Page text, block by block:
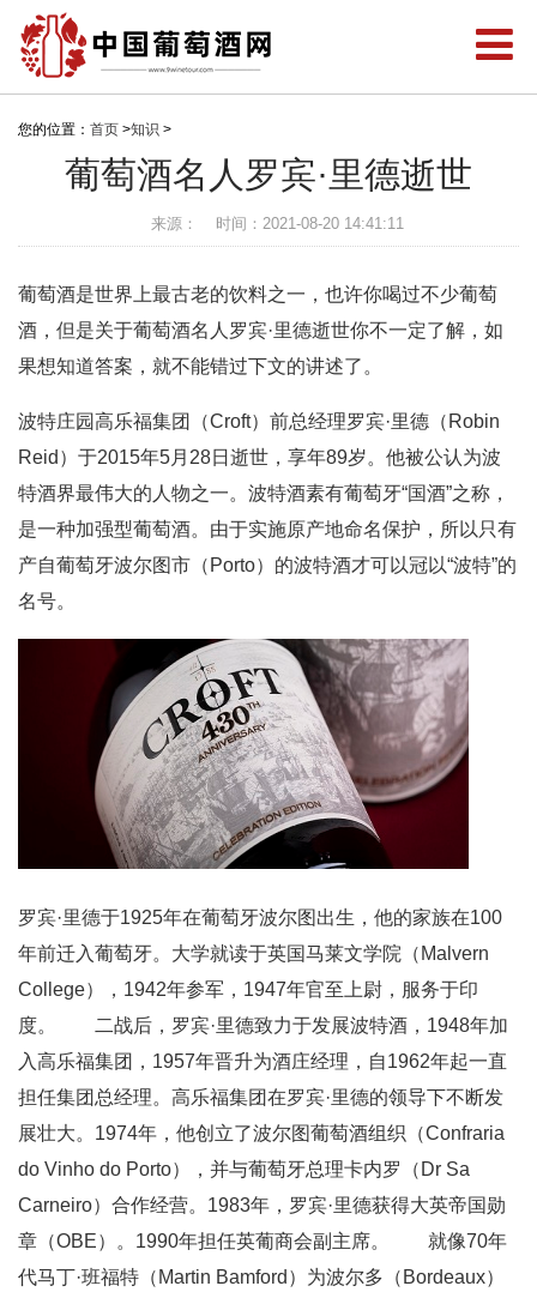
您的位置： 首页 >知识 >
葡萄酒名人罗宾·里德逝世
来源： 时间：2021-08-20 14:41:11
葡萄酒是世界上最古老的饮料之一，也许你喝过不少葡萄
酒，但是关于葡萄酒名人罗宾·里德逝世你不一定了解，如
果想知道答案，就不能错过下文的讲述了。
波特庄园高乐福集团（Croft）前总经理罗宾·里德（Robin
Reid）于2015年5月28日逝世，享年89岁。他被公认为波
特酒界最伟大的人物之一。波特酒素有葡萄牙“国酒”之称，
是一种加强型葡萄酒。由于实施原产地命名保护，所以只有
产自葡萄牙波尔图市（Porto）的波特酒才可以冠以“波特”的
名号。
罗宾·里德于1925年在葡萄牙波尔图出生，他的家族在100
年前迁入葡萄牙。大学就读于英国马莱文学院（Malvern
College），1942年参军，1947年官至上尉，服务于印
度。 二战后，罗宾·里德致力于发展波特酒，1948年加
入高乐福集团，1957年晋升为酒庄经理，自1962年起一直
担任集团总经理。高乐福集团在罗宾·里德的领导下不断发
展壮大。1974年，他创立了波尔图葡萄酒组织（Confraria
do Vinho do Porto），并与葡萄牙总理卡内罗（Dr Sa
Carneiro）合作经营。1983年，罗宾·里德获得大英帝国勋
章（OBE）。1990年担任英葡商会副主席。 就像70年
代马丁·班福特（Martin Bamford）为波尔多（Bordeaux）